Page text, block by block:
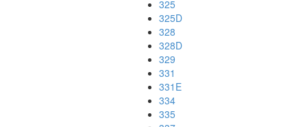
325
325D
328
328D
329
331
331E
334
335